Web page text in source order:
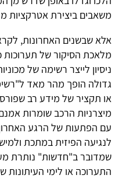
משאבים ביצירת אטרקציות
אלא שבשנים האחרונות,
מלאכת הסיקור של תערוכות
ניסיון לייצר רשימה של
גדולה הופך מהר מאד
או תקציר של מידע רב
מיצרניות הרכב שומרות
עם הפתעות של הרגע
לנגיעה הפיזית במתכת
שמדובר ב"חדשות" נותרת
התערוכה או לימי העיתונות